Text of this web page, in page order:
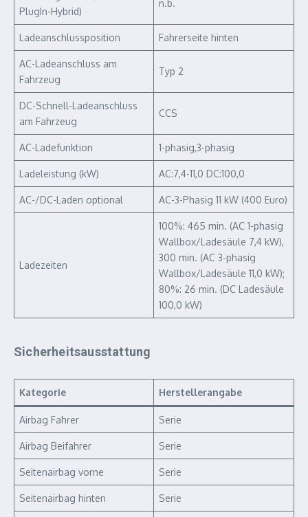
PlugIn-Hybrid)
n.b.
Ladeanschlussposition Fahrerseite hinten
AC-Ladeanschluss am
Fahrzeug
Typ 2
DC-Schnell-Ladeanschluss
am Fahrzeug
CCS
AC-Ladefunktion 1-phasig,3-phasig
Ladeleistung (kW) AC:7,4-11,0 DC:100,0
AC-/DC-Laden optional AC-3-Phasig 11 kW (400 Euro)
Ladezeiten
100%: 465 min. (AC 1-phasig
Wallbox/Ladesäule 7,4 kW),
300 min. (AC 3-phasig
Wallbox/Ladesäule 11,0 kW);
80%: 26 min. (DC Ladesäule
100,0 kW)
Sicherheitsausstattung
Kategorie Herstellerangabe
Airbag Fahrer Serie
Airbag Beifahrer Serie
Seitenairbag vorne Serie
Seitenairbag hinten Serie